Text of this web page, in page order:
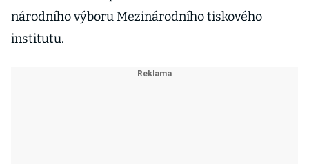
národního výboru Mezinárodního tiskového
institutu.